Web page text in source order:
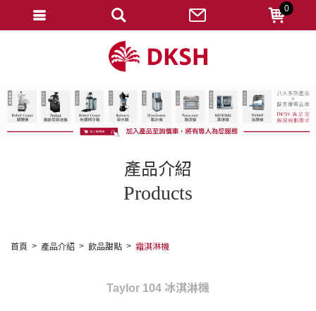
產品介紹
Products
首頁 產品介紹 飲品甜點 霜淇淋機
Taylor 104 冰淇淋機
0
忘記密碼
變更密碼
匯款通知